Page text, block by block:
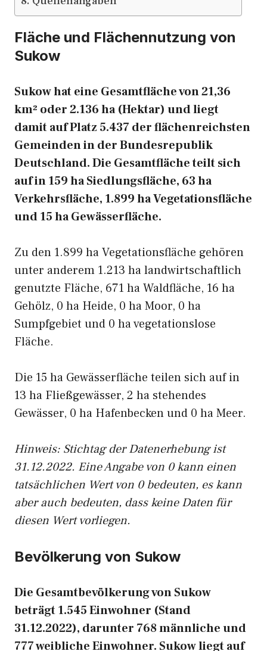
Fläche und Flächennutzung von
Sukow
Sukow hat eine Gesamtfläche von 21,36
km² oder 2.136 ha (Hektar) und liegt
damit auf Platz 5.437 der flächenreichsten
Gemeinden in der Bundesrepublik
Deutschland. Die Gesamtfläche teilt sich
auf in 159 ha Siedlungsfläche, 63 ha
Verkehrsfläche, 1.899 ha Vegetationsfläche
und 15 ha Gewässerfläche.
Zu den 1.899 ha Vegetationsfläche gehören
unter anderem 1.213 ha landwirtschaftlich
genutzte Fläche, 671 ha Waldfläche, 16 ha
Gehölz, 0 ha Heide, 0 ha Moor, 0 ha
Sumpfgebiet und 0 ha vegetationslose
Fläche.
Die 15 ha Gewässerfläche teilen sich auf in
13 ha Fließgewässer, 2 ha stehendes
Gewässer, 0 ha Hafenbecken und 0 ha Meer.
Hinweis: Stichtag der Datenerhebung ist
31.12.2022. Eine Angabe von 0 kann einen
tatsächlichen Wert von 0 bedeuten, es kann
aber auch bedeuten, dass keine Daten für
diesen Wert vorliegen.
Bevölkerung von Sukow
Die Gesamtbevölkerung von Sukow
beträgt 1.545 Einwohner (Stand
31.12.2022), darunter 768 männliche und
777 weibliche Einwohner. Sukow liegt auf